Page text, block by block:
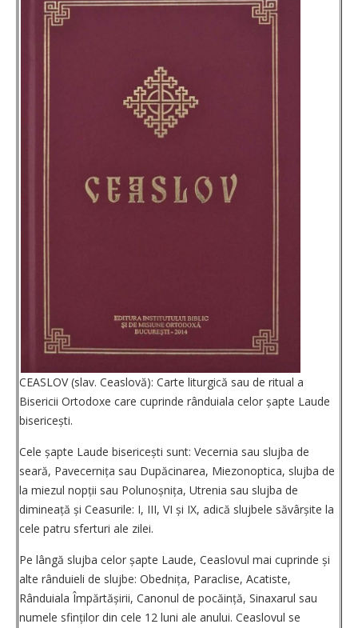
CEASLOV (slav. Ceaslovă): Carte liturgică sau de ritual a
Bisericii Ortodoxe care cuprinde rânduiala celor șapte Laude
bisericești.
Cele șapte Laude bisericești sunt: Vecernia sau slujba de
seară, Pavecernița sau Dupăcinarea, Miezonoptica, slujba de
la miezul nopții sau Polunoșnița, Utrenia sau slujba de
dimineață și Ceasurile: I, III, VI și IX, adică slujbele săvârșite la
cele patru sferturi ale zilei.
Pe lângă slujba celor șapte Laude, Ceaslovul mai cuprinde și
alte rânduieli de slujbe: Obednița, Paraclise, Acatiste,
Rânduiala Împărtășirii, Canonul de pocăință, Sinaxarul sau
numele sfinților din cele 12 luni ale anului. Ceaslovul se